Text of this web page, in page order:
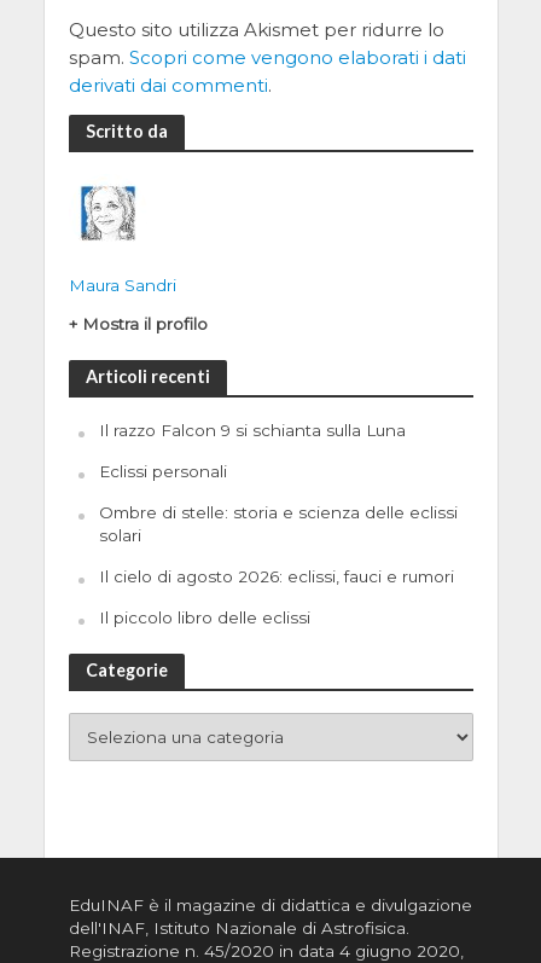
Questo sito utilizza Akismet per ridurre lo
spam. Scopri come vengono elaborati i dati
derivati dai commenti.
Scritto da
Maura Sandri
+ Mostra il profilo
Articoli recenti
Il razzo Falcon 9 si schianta sulla Luna
Eclissi personali
Ombre di stelle: storia e scienza delle eclissi
solari
Il cielo di agosto 2026: eclissi, fauci e rumori
Il piccolo libro delle eclissi
Categorie
EduINAF è il magazine di didattica e divulgazione
dell'INAF, Istituto Nazionale di Astrofisica.
Registrazione n. 45/2020 in data 4 giugno 2020,